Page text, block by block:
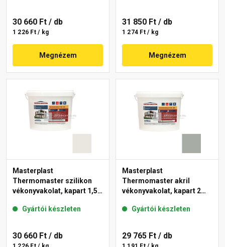
30 660 Ft / db
1 226 Ft / kg
Megnézem
31 850 Ft / db
1 274 Ft / kg
Megnézem
Masterplast
Thermomaster szilikon
vékonyvakolat, kapart 1,5
Gyártói készleten
30 660 Ft / db
Masterplast
Thermomaster akril
vékonyvakolat, kapart 2
Gyártói készleten
29 765 Ft / db